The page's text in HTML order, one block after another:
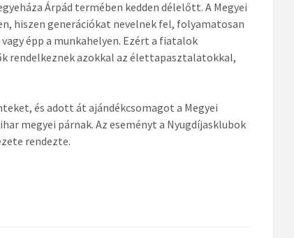
Árpád termében kedden délelőtt. A Megyei
hiszen generációkat nevelnek fel, folyamatosan
épp a munkahelyen. Ezért a fiatalok
rendelkeznek azokkal az élettapasztalatokkal,
és adott át ajándékcsomagot a Megyei
megyei párnak. Az eseményt a Nyugdíjasklubok
rendezte.